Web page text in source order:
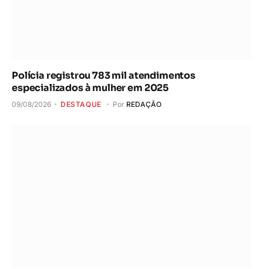
Polícia registrou 783 mil atendimentos
especializados à mulher em 2025
09/08/2026 DESTAQUE Por REDAÇÃO